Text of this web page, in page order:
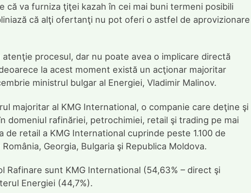
că va furniza ţiţei kazah în cei mai buni termeni posibili
că alţi ofertanţi nu pot oferi o astfel de aprovizionare
procesul, dar nu poate avea o implicare directă
la acest moment există un acţionar majoritar
ministrul bulgar al Energiei, Vladimir Malinov.
majoritar al KMG International, o companie care deţine şi
domeniul rafinăriei, petrochimiei, retail şi trading pe mai
retail a KMG International cuprinde peste 1.100 de
Georgia, Bulgaria şi Republica Moldova.
Rafinare sunt KMG International (54,63% – direct şi
Energiei (44,7%).